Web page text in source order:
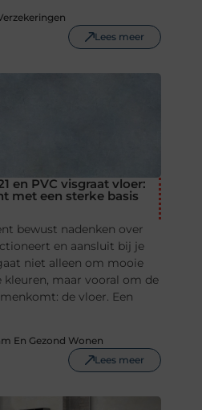
Lees meer
en PVC visgraat vloer:
met een sterke basis
bewust nadenken over
en aansluit bij je
niet alleen om mooie
kleuren, maar vooral om de
de vloer. Een
En Gezond Wonen
Lees meer